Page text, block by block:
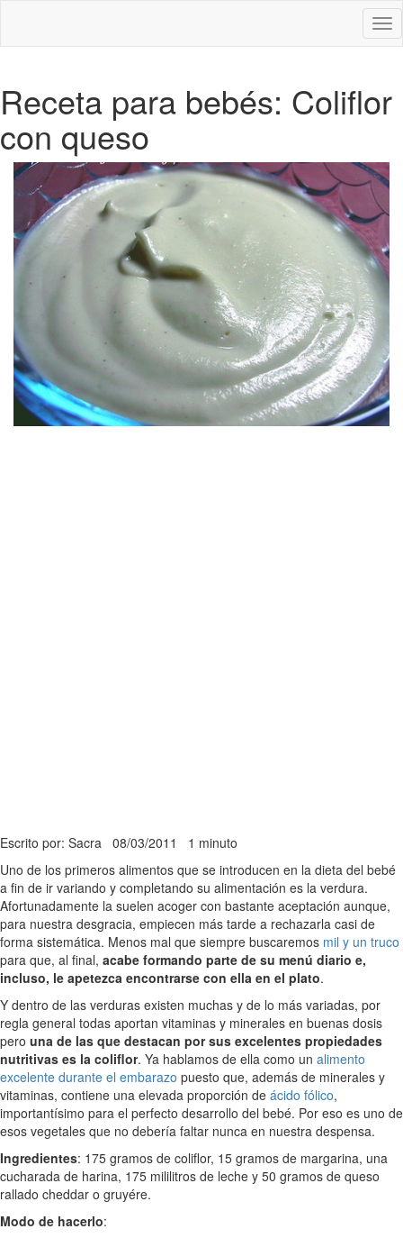
Receta para bebés: Coliflor
con queso
Escrito por: Sacra 08/03/2011 1 minuto
Uno de los primeros alimentos que se introducen en la dieta del bebé
a fin de ir variando y completando su alimentación es la verdura.
Afortunadamente la suelen acoger con bastante aceptación aunque,
para nuestra desgracia, empiecen más tarde a rechazarla casi de
forma sistemática. Menos mal que siempre buscaremos mil y un truco
para que, al final, acabe formando parte de su menú diario e,
incluso, le apetezca encontrarse con ella en el plato.
Y dentro de las verduras existen muchas y de lo más variadas, por
regla general todas aportan vitaminas y minerales en buenas dosis
pero una de las que destacan por sus excelentes propiedades
nutritivas es la coliflor. Ya hablamos de ella como un alimento
excelente durante el embarazo puesto que, además de minerales y
vitaminas, contiene una elevada proporción de ácido fólico,
importantísimo para el perfecto desarrollo del bebé. Por eso es uno de
esos vegetales que no debería faltar nunca en nuestra despensa.
Ingredientes: 175 gramos de coliflor, 15 gramos de margarina, una
cucharada de harina, 175 mililitros de leche y 50 gramos de queso
rallado cheddar o gruyére.
Modo de hacerlo: